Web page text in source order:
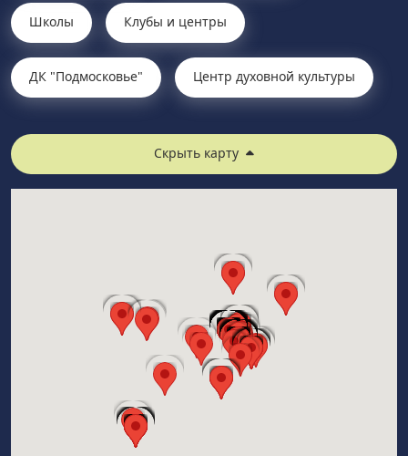
Школы Клубы и центры
ДК "Подмосковье" Центр духовной культуры
Скрыть карту